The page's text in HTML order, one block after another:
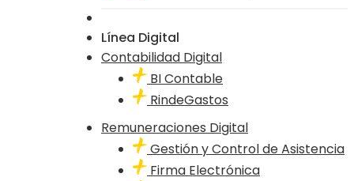
Línea Digital
Contabilidad Digital
BI Contable
RindeGastos
Remuneraciones Digital
Gestión y Control de Asistencia
Firma Electrónica